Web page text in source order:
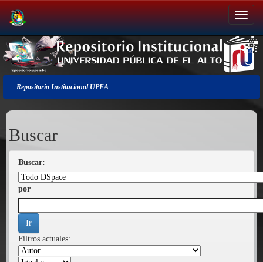
Salir
de
la
navegación
Repositorio Institucional UPEA
Buscar
Buscar:
por
Filtros actuales: